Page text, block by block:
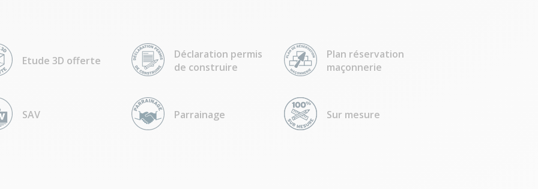
Etude 3D offerte
Déclaration permis
de construire
Plan réservation
maçonnerie
SAV Parrainage Sur mesure